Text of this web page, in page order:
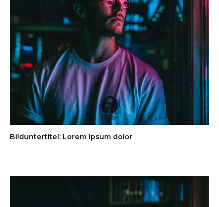
Bilduntertitel: Lorem ipsum dolor